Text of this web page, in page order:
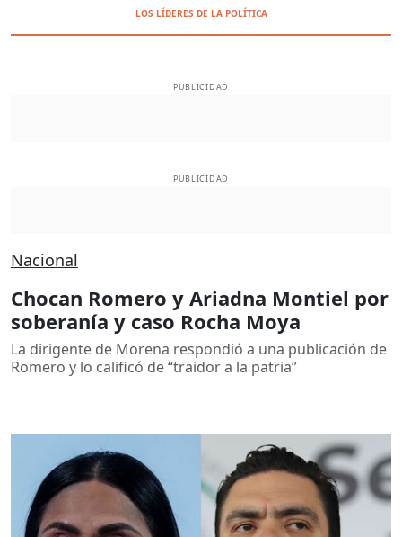
LOS LÍDERES DE LA POLÍTICA
PUBLICIDAD
PUBLICIDAD
Nacional
Chocan Romero y Ariadna Montiel por
soberanía y caso Rocha Moya
La dirigente de Morena respondió a una publicación de
Romero y lo calificó de “traidor a la patria”